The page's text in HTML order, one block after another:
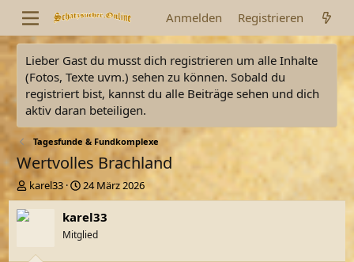
Anmelden Registrieren
Lieber Gast du musst dich registrieren um alle Inhalte
(Fotos, Texte uvm.) sehen zu können. Sobald du
registriert bist, kannst du alle Beiträge sehen und dich
aktiv daran beteiligen.
Tagesfunde & Fundkomplexe
Wertvolles Brachland
E
r
s
karel33
E
r
s
t
e
24 März 2026
karel33
Mitglied